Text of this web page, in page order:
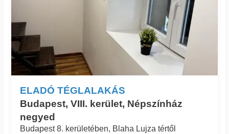
ELADÓ TÉGLALAKÁS
Budapest, VIII. kerület, Népszínház
negyed
Budapest 8. kerületében, Blaha Lujza tértől